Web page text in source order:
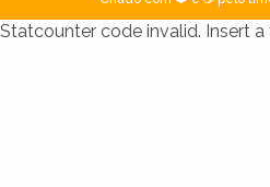
Statcounter code invalid. Insert a